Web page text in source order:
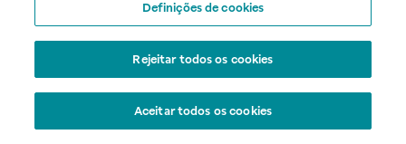
Definições de cookies
Rejeitar todos os cookies
Aceitar todos os cookies